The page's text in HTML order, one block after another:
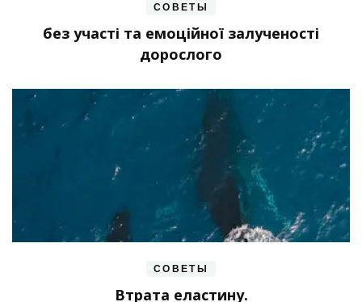
СОВЕТЫ
без участі та емоційної залученості
дорослого
СОВЕТЫ
Втрата еластину.